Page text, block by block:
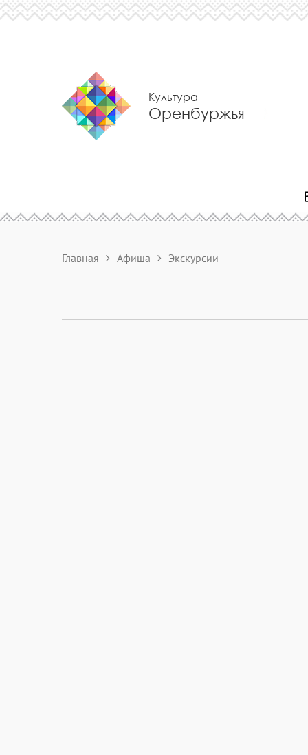
Культура
Оренбуржья
Главная Афиша Экскурсии